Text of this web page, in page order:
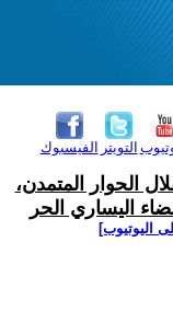
الفيسبوك التويتر
الحوار المتمدن،
اليساري الحر
اليوتيوب]